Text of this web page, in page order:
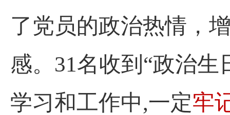
了党员的政治热情，
感。 31名收到“政治
学习和工作中,一定牢